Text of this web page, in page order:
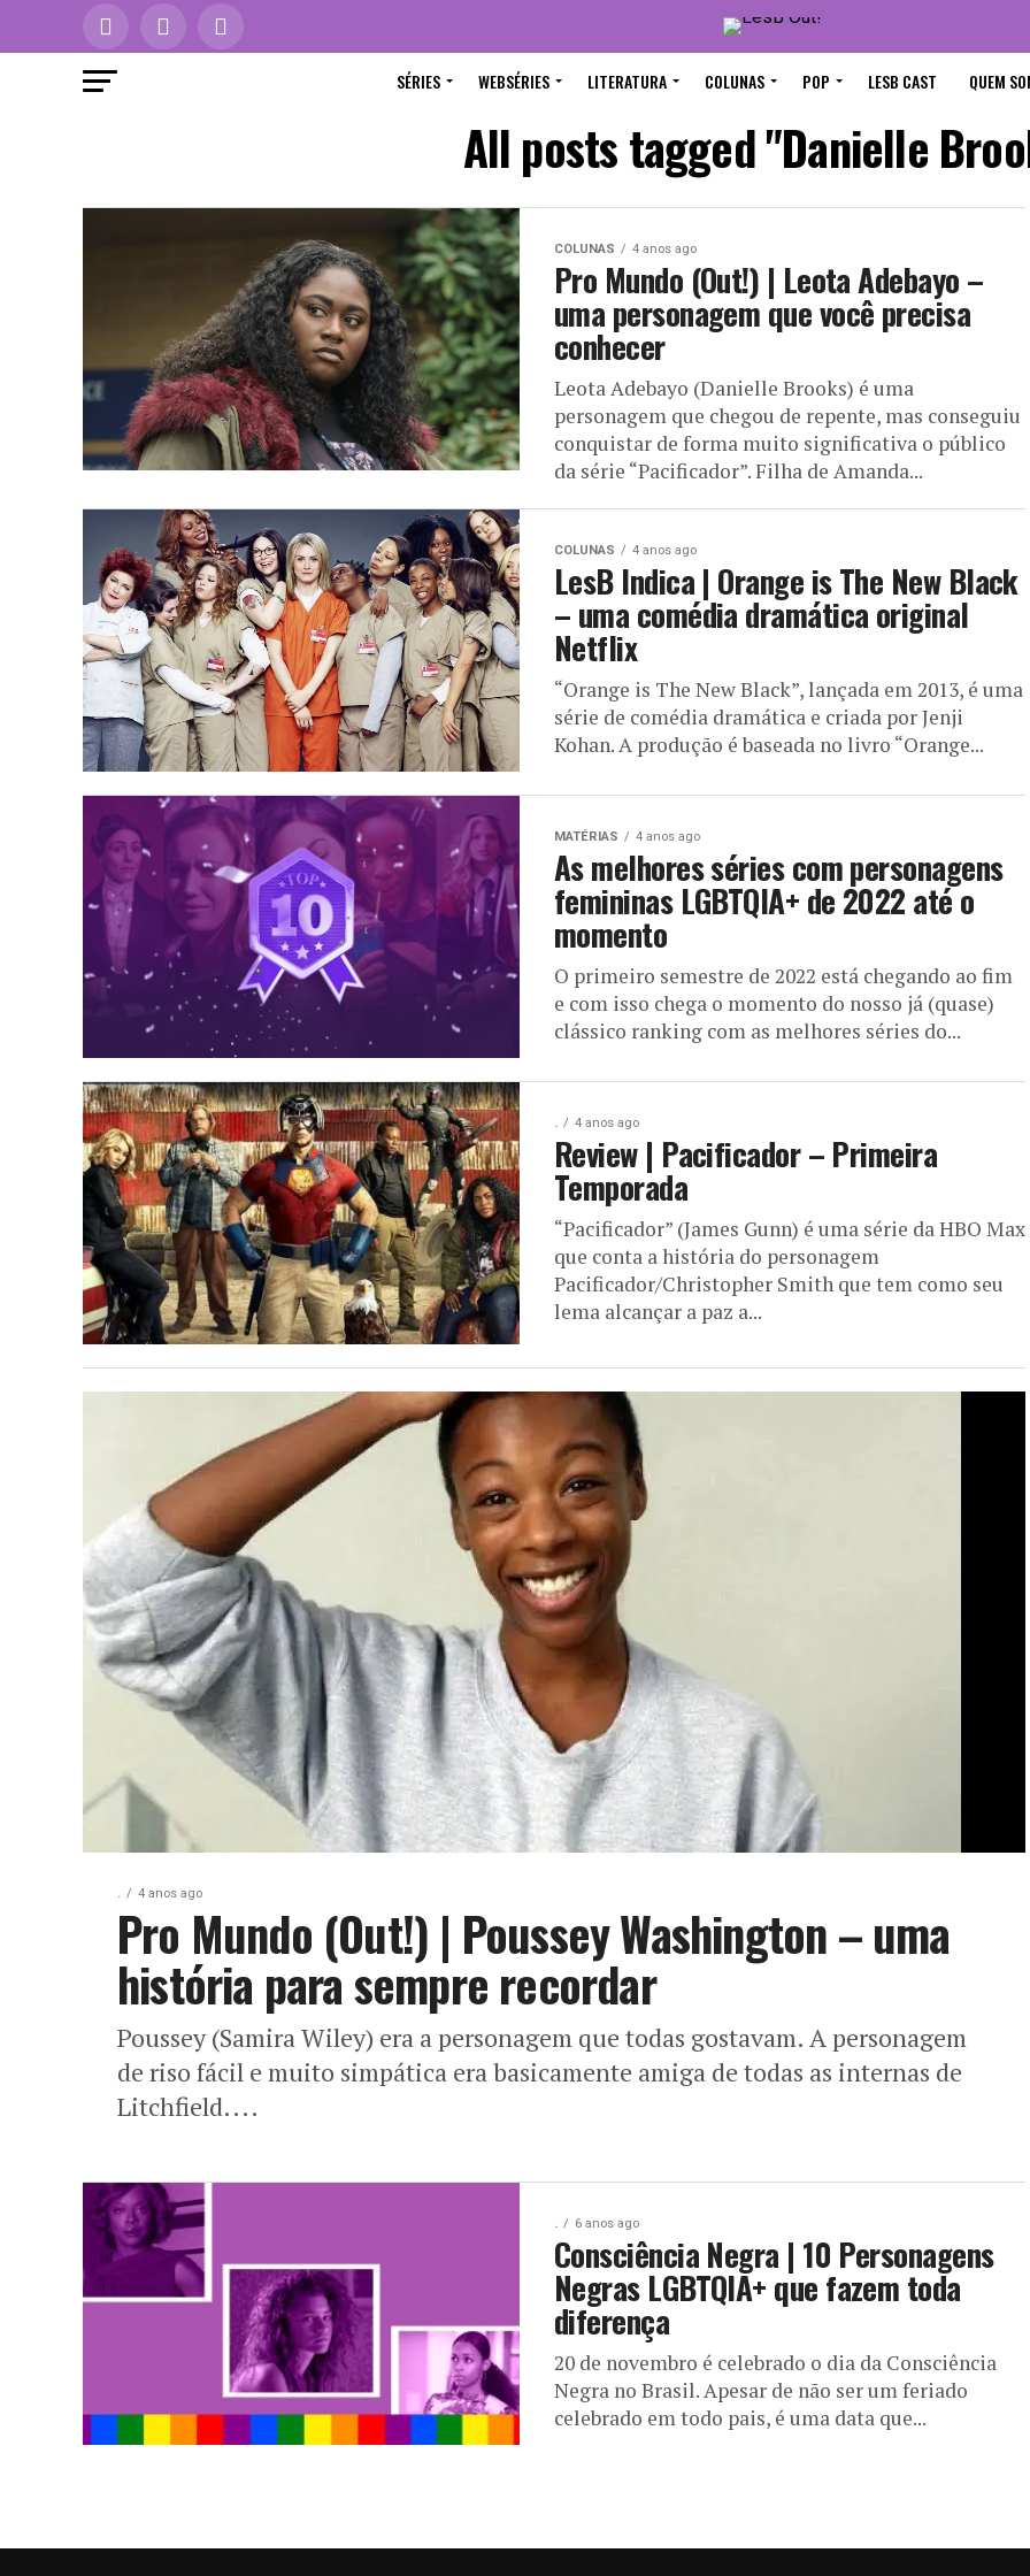
SÉRIES WEBSÉRIES LITERATURA COLUNAS POP LESB CAST QUEM
All posts tagged "Danielle
COLUNAS 4 anos ago
Pro Mundo (Out!) | Leota Adebayo –
uma personagem que você precisa
conhecer
Leota Adebayo (Danielle Brooks) é uma
personagem que chegou de repente, mas conseguiu
conquistar de forma muito significativa o público
da série “Pacificador”. Filha de Amanda...
COLUNAS 4 anos ago
LesB Indica | Orange is The New Black
– uma comédia dramática original
Netflix
“Orange is The New Black”, lançada em 2013, é uma
série de comédia dramática e criada por Jenji
Kohan. A produção é baseada no livro “Orange...
MATÉRIAS 4 anos ago
As melhores séries com personagens
femininas LGBTQIA+ de 2022 até o
momento
O primeiro semestre de 2022 está chegando ao fim
e com isso chega o momento do nosso já (quase)
clássico ranking com as melhores séries do...
. 4 anos ago
Review | Pacificador – Primeira
Temporada
“Pacificador” (James Gunn) é uma série da HBO Max
que conta a história do personagem
Pacificador/Christopher Smith que tem como seu
lema alcançar a paz a...
. 4 anos ago
Pro Mundo (Out!) | Poussey Washington – uma
história para sempre recordar
Poussey (Samira Wiley) era a personagem que todas gostavam. A personagem
de riso fácil e muito simpática era basicamente amiga de todas as internas de
Litchfield....
. 6 anos ago
Consciência Negra | 10 Personagens
Negras LGBTQIA+ que fazem toda
diferença
20 de novembro é celebrado o dia da Consciência
Negra no Brasil. Apesar de não ser um feriado
celebrado em todo pais, é uma data que...